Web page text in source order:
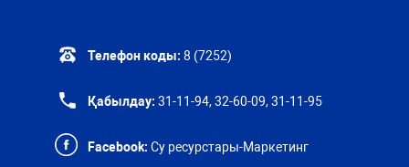
Телефон коды: 8 (7252)
Қабылдау: 31-11-94, 32-60-09, 31-11-95
Facebook: Су ресурстары-Маркетинг